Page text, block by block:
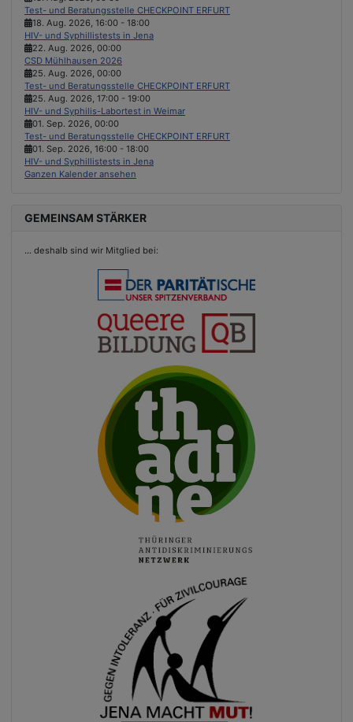
Test- und Beratungsstelle CHECKPOINT ERFURT
18. Aug. 2026, 16:00 - 18:00
HIV- und Syphillistests in Jena
22. Aug. 2026, 00:00
CSD Mühlhausen 2026
25. Aug. 2026, 00:00
Test- und Beratungsstelle CHECKPOINT ERFURT
25. Aug. 2026, 17:00 - 19:00
HIV- und Syphilis-Labortest in Weimar
01. Sep. 2026, 00:00
Test- und Beratungsstelle CHECKPOINT ERFURT
01. Sep. 2026, 16:00 - 18:00
HIV- und Syphillistests in Jena
Ganzen Kalender ansehen
GEMEINSAM STÄRKER
... deshalb sind wir Mitglied bei: